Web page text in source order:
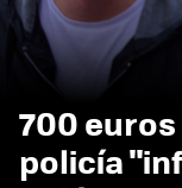
700
policía